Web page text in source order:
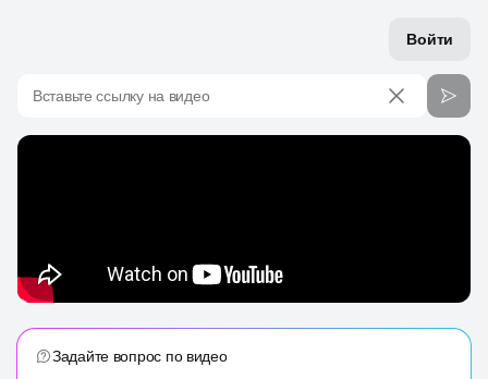
Войти
Вставьте ссылку на видео
Задайте вопрос по видео